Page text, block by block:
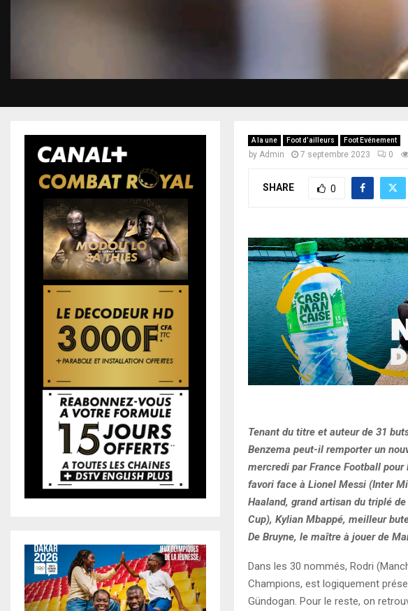
A la une Foot d’ailleurs Foot Evénement
by Admin 7 septembre 2023 0
SHARE 0
Tenant du titre et auteur de 31
Benzema peut-il remporter un
mercredi par France Football pour
favori face à Lionel Messi (Inter
Haaland, grand artisan du triplé
Cup), Kylian Mbappé, meilleur
De Bruyne, le maître à jouer de
Dans les 30 nommés, Rodri
Champions, est logiquement
Gündogan. Pour le reste, on